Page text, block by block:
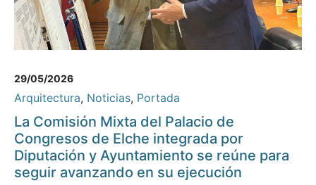
29/05/2026
Arquitectura, Noticias, Portada
La Comisión Mixta del Palacio de
Congresos de Elche integrada por
Diputación y Ayuntamiento se reúne para
seguir avanzando en su ejecución